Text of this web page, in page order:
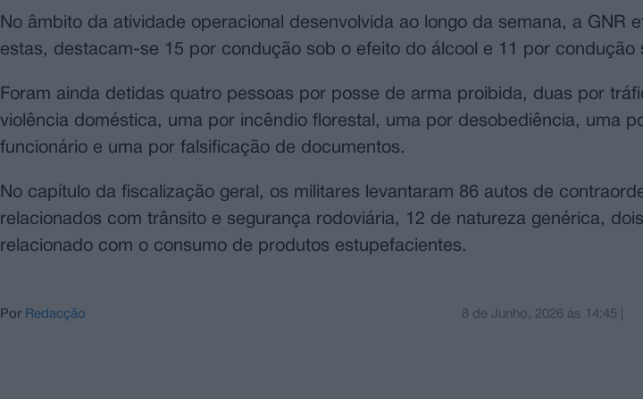
No âmbito da atividade operacional desenvolvida ao longo da semana, a GNR
estas, destacam-se 15 por condução sob o efeito do álcool e 11 por condução
Foram ainda detidas quatro pessoas por posse de arma proibida, duas por
violência doméstica, uma por incêndio florestal, uma por desobediência, uma
funcionário e uma por falsificação de documentos.
No capítulo da fiscalização geral, os militares levantaram 86 autos de
relacionados com trânsito e segurança rodoviária, 12 de natureza genérica,
relacionado com o consumo de produtos estupefacientes.
Por Redacção 8 de Junho, 2026às 14:45